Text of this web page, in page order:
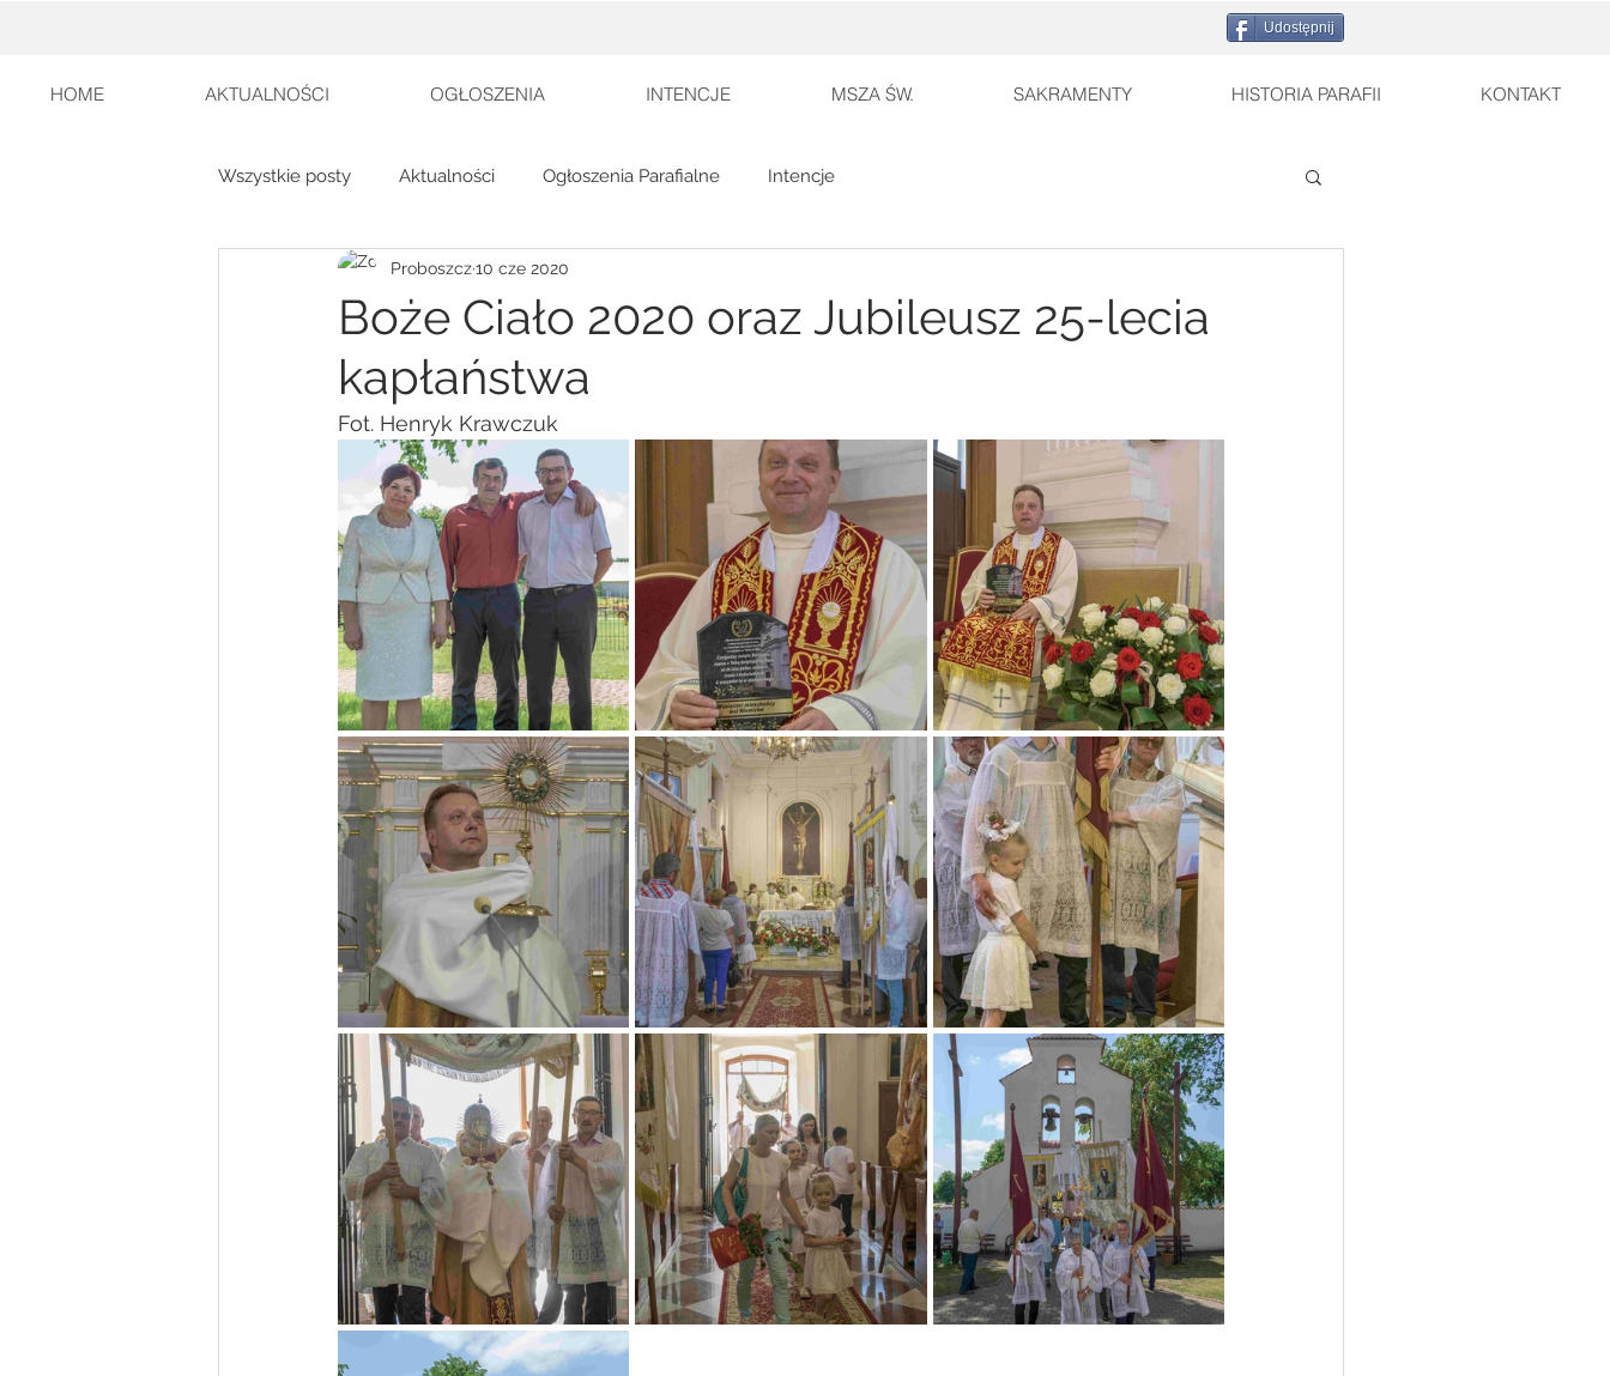
Udostępnij
HOME AKTUALNOŚCI OGŁOSZENIA INTENCJE MSZA ŚW. SAKRAMENTY HISTORIA PARAFII KONTAKT
Wszystkie posty Aktualności Ogłoszenia Parafialne Intencje
Boże Ciało 2020 oraz Jubileusz 25-lecia
kapłaństwa
Proboszcz10 cze 2020
Fot. Henryk Krawczuk